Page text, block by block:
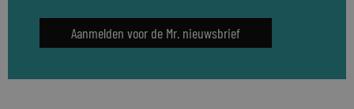
Aanmelden voor de Mr. nieuwsbrief